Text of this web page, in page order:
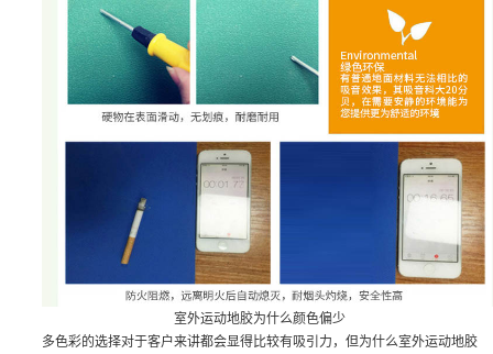
室外运动地胶为什么颜色偏少
多色彩的选择对于客户来讲都会显得比较有吸引力，但为什么室外运动地胶